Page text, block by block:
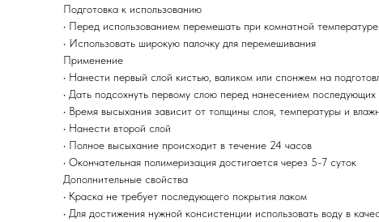
Подготовка к использованию
• Перед использованием перемешать при комнатной температуре
• Использовать широкую палочку для перемешивания
Применение
• Нанести первый слой кистью, валиком или спонжем на
• Дать подсохнуть первому слою перед нанесением последующих
• Время высыхания зависит от толщины слоя, температуры и
• Нанести второй слой
• Полное высыхание происходит в течение 24 часов
• Окончательная полимеризация достигается через 5-7 суток
Дополнительные свойства
• Краска не требует последующего покрытия лаком
• Для достижения нужной консистенции использовать воду в